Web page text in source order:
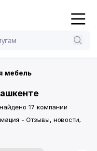
мебель
17 компании
- Отзывы, новости,